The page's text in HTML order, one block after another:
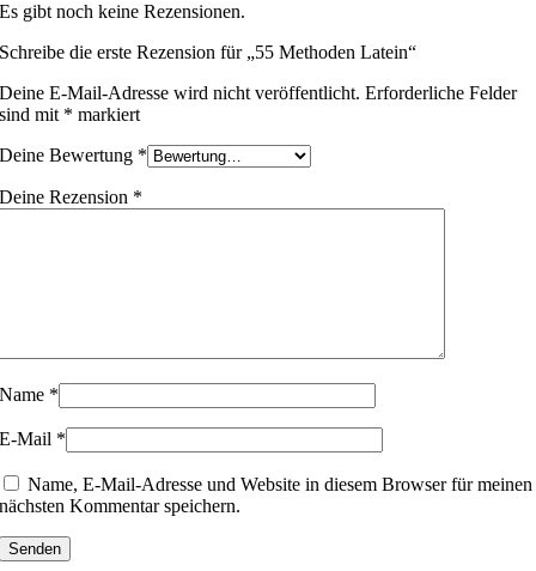
Es gibt noch keine Rezensionen.
Schreibe die erste Rezension für „55 Methoden Latein“
Deine E-Mail-Adresse wird nicht veröffentlicht. Erforderliche Felder
sind mit * markiert
Deine Bewertung *
Deine Rezension *
Name *
E-Mail *
Name, E-Mail-Adresse und Website in diesem Browser für meinen
nächsten Kommentar speichern.